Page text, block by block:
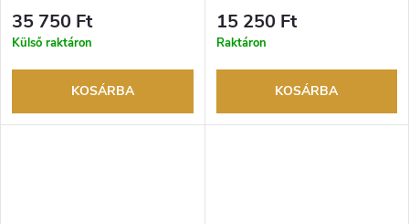
visszaküldési lehetőség. Hivatalos
márkakereskedő.
35 750 Ft
Külső raktáron
KOSÁRBA
visszaküldési lehetőség. Hivatalos
márkakereskedő.
15 250 Ft
Raktáron
KOSÁRBA